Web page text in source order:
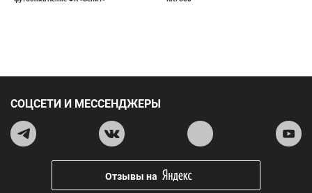
СОЦСЕТИ И МЕССЕНДЖЕРЫ
Отзывы на